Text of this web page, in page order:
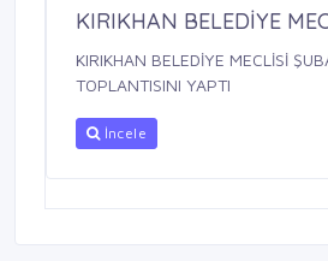
KIRIKHAN BELEDİYE
KIRIKHAN BELEDİYE MECLİSİ
TOPLANTISINI YAPTI
İncele